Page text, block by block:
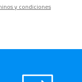
y condiciones